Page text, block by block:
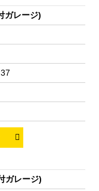
ガレージ)
ガレージ)